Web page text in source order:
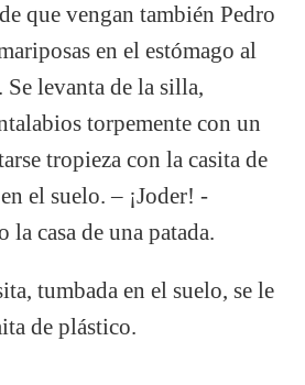
que vengan también Pedro
en el estómago al
Se levanta de la silla,
torpemente con un
tropieza con la casita de
el suelo. – ¡Joder! -
la casa de una patada.
tumbada en el suelo, se le
de plástico.